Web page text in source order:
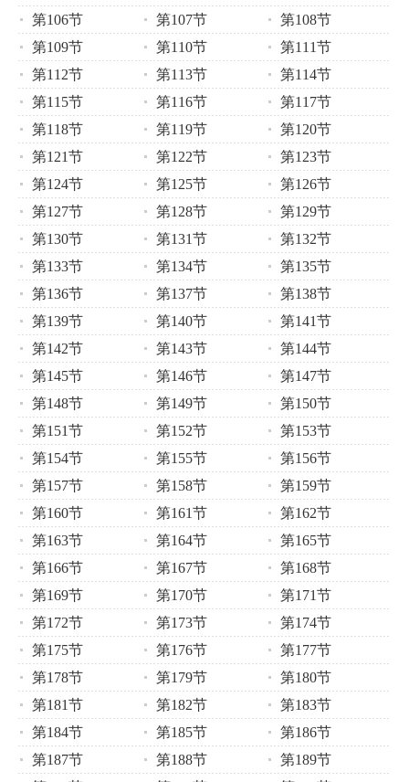
第106节
第107节
第108节
第109节
第110节
第111节
第112节
第113节
第114节
第115节
第116节
第117节
第118节
第119节
第120节
第121节
第122节
第123节
第124节
第125节
第126节
第127节
第128节
第129节
第130节
第131节
第132节
第133节
第134节
第135节
第136节
第137节
第138节
第139节
第140节
第141节
第142节
第143节
第144节
第145节
第146节
第147节
第148节
第149节
第150节
第151节
第152节
第153节
第154节
第155节
第156节
第157节
第158节
第159节
第160节
第161节
第162节
第163节
第164节
第165节
第166节
第167节
第168节
第169节
第170节
第171节
第172节
第173节
第174节
第175节
第176节
第177节
第178节
第179节
第180节
第181节
第182节
第183节
第184节
第185节
第186节
第187节
第188节
第189节